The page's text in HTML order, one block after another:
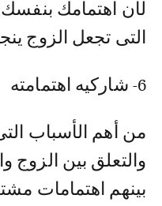
لأن اهتمامك
التى تجعل الزوج
6- شاركيه اهتمامته
من أهم الأسباب
والتعلق بين الزوج
بينهم اهتمامات